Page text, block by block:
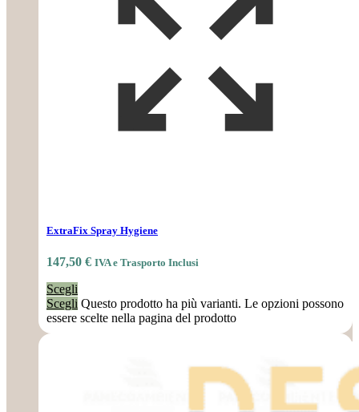
ExtraFix Spray Hygiene
147,50 € IVA e Trasporto Inclusi
Scegli
Scegli Questo prodotto ha più varianti. Le opzioni possono
essere scelte nella pagina del prodotto